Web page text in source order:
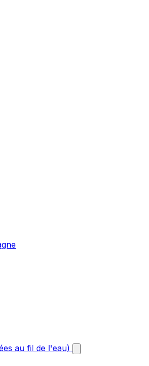
au fil de l'eau)